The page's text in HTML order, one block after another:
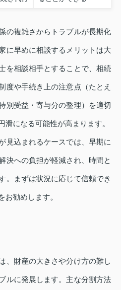
の複雑さからトラブルが長期化
に早めに相談するメリットは大
を相談相手とすることで、相続
度や手続き上の注意点（たとえ
別受益・寄与分の整理）を適切
滑になる可能性が高まります。
見込まれるケースでは、早期に
決への負担が軽減され、時間と
。まずは状況に応じて信頼でき
お勧めします。
、財産の大きさや分け方の難し
ルに発展します。主な分割方法